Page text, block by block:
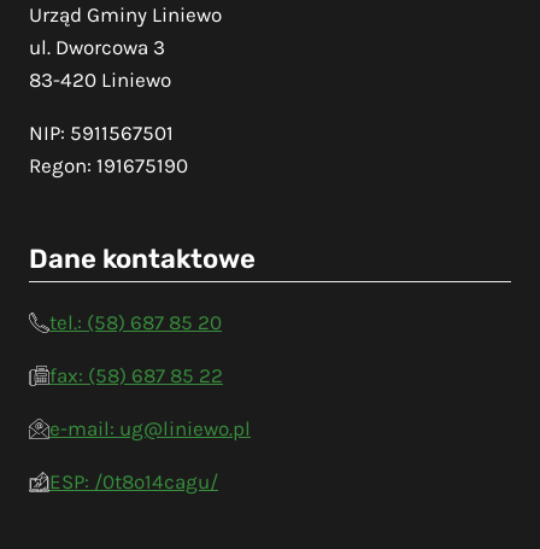
Urząd Gminy Liniewo
ul. Dworcowa 3
83-420 Liniewo
NIP: 5911567501
Regon: 191675190
Dane kontaktowe
tel.: (58) 687 85 20
fax: (58) 687 85 22
e-mail: ug@liniewo.pl
ESP: /0t8o14cagu/